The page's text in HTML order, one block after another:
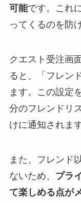
可能です。これ
ってくるのを防
クエスト受注画
ると、「フレン
ます。この設定
分のフレンドリ
けに通知されます
また、フレンド
ないため、 プラ
て楽しめる点が